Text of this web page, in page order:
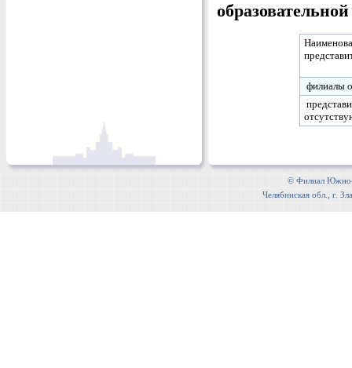
филиалы
© Филиал Южно-
Челябинская обл., г.